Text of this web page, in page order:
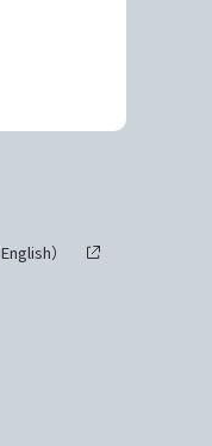
English）